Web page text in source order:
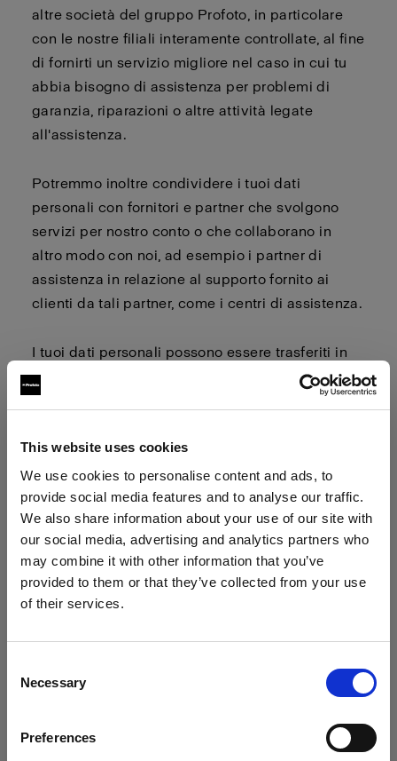
This website uses cookies
We use cookies to personalise content and ads, to
provide social media features and to analyse our traffic.
We also share information about your use of our site with
our social media, advertising and analytics partners who
may combine it with other information that you’ve
provided to them or that they’ve collected from your use
of their services.
Selection
Necessary
Preferences
Aggiornare la tua location?
altre società del gruppo Profoto, in particolare
con le nostre filiali interamente controllate, al fine
di fornirti un servizio migliore nel caso in cui tu
abbia bisogno di assistenza per problemi di
garanzia, riparazioni o altre attività legate
all'assistenza.
Potremmo inoltre condividere i tuoi dati
personali con fornitori e partner che svolgono
servizi per nostro conto o che collaborano in
altro modo con noi, ad esempio i partner di
assistenza in relazione al supporto fornito ai
clienti da tali partner, come i centri di assistenza.
I tuoi dati personali possono essere trasferiti in
paesi al di fuori dell'UE/SEE, compresi gli Stati
Uniti d'America, il Canada e il Giappone, che
personali inferiore a quello dell'UE/SEE. Quando
trasferiamo i dati personali in paesi al di fuori
dell'UE/SEE, utilizziamo le clausole contrattuali
standard approvate dalla Commissione Europea
per garantire un livello sufficiente di protezione
dei tuoi dati personali. Le clausole contrattuali
standard sono disponibili al seguente
and-fundamental-rights/data-protection/data-
personal-data-third-countries_en.
6. Per quanto tempo conserveremo i